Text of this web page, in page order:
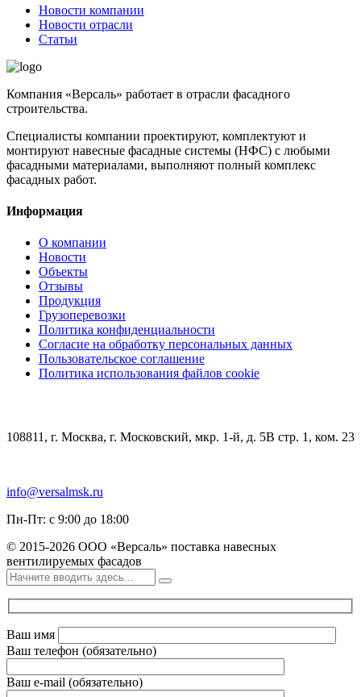
Новости компании
Новости отрасли
Статьи
Компания «Версаль» работает в отрасли фасадного
строительства.
Специалисты компании проектируют, комплектуют и
монтируют навесные фасадные системы (НФС) с любыми
фасадными материалами, выполняют полный комплекс
фасадных работ.
Информация
О компании
Новости
Объекты
Отзывы
Продукция
Грузоперевозки
Политика конфиденциальности
Согласие на обработку персональных данных
Пользовательское соглашение
Политика использования файлов cookie
108811, г. Москва, г. Московский, мкр. 1-й, д. 5В стр. 1, ком. 23
info@versalmsk.ru
Пн-Пт: с 9:00 до 18:00
© 2015-2026 ООО «Версаль» поставка навесных
вентилируемых фасадов
Ваш имя
Ваш телефон (обязательно)
Ваш e-mail (обязательно)